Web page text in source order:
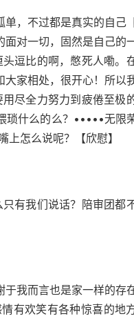
，不过都是真实的自己
对一切，固然是自己的一
逗比的啊，憋死人嘞。
家相处，很开心！所以
尽全力努力到疲倦至极的
什么的么？•••••无限荣
上怎么说呢？【欣慰】
有我们说话？陪审团都
我而言也是家一样的存
有欢笑有各种惊喜的地